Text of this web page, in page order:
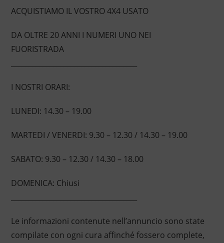
ACQUISTIAMO IL VOSTRO 4X4 USATO
DA OLTRE 20 ANNI I NUMERI UNO NEI
FUORISTRADA
I NOSTRI ORARI:
LUNEDI: 14.30 – 19.00
MARTEDI / VENERDI: 9.30 – 12.30 / 14.30 – 19.00
SABATO: 9.30 – 12.30 / 14.30 – 18.00
DOMENICA: Chiusi
Le informazioni contenute nell’annuncio sono state
compilate con ogni cura affinché fossero complete,